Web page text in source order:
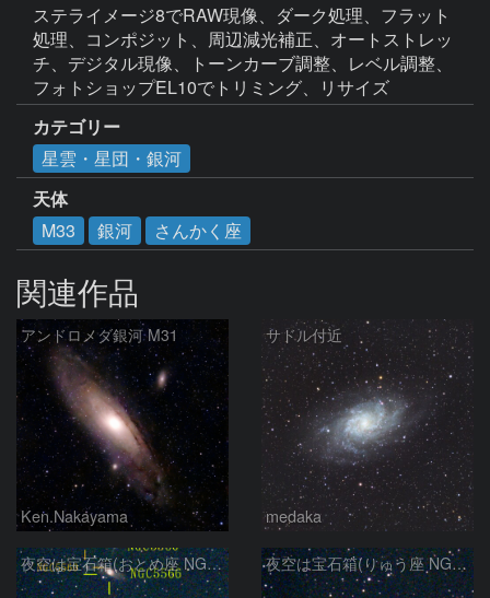
ステライメージ8でRAW現像、ダーク処理、フラット
処理、コンポジット、周辺減光補正、オートストレッ
チ、デジタル現像、トーンカーブ調整、レベル調整、
フォトショップEL10でトリミング、リサイズ
カテゴリー
星雲・星団・銀河
天体
M33
銀河 さんかく座
関連作品
アンドロメダ銀河 M31
Ken.Nakayama
サドル付近
medaka
夜空は宝石箱(おとめ座 NGC5566) Seestar50 夜空は宝石箱(りゅう座 NGC6503) Seestar50